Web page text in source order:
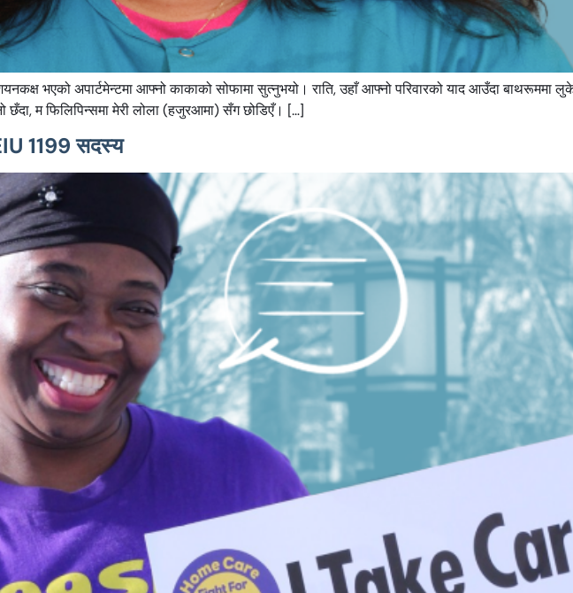
भएको अपार्टमेन्टमा आफ्नो काकाको सोफामा सुत्नुभयो। राति, उहाँ आफ्नो परिवारको याद आउँदा बाथरूममा
छँदा, म फिलिपिन्समा मेरी लोला (हजुरआमा) सँग छोडिएँ। […]
1199 सदस्य